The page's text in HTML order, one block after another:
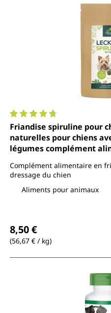
Note moyenne de 4.8 sur
Friandise spiruline pour chiens
naturelles pour chiens
légumes complément alimentaire - 150 g - par
Complément alimentaire en
dressage du chien
Aliments pour animaux
8,50 €
(56,67 € / kg)